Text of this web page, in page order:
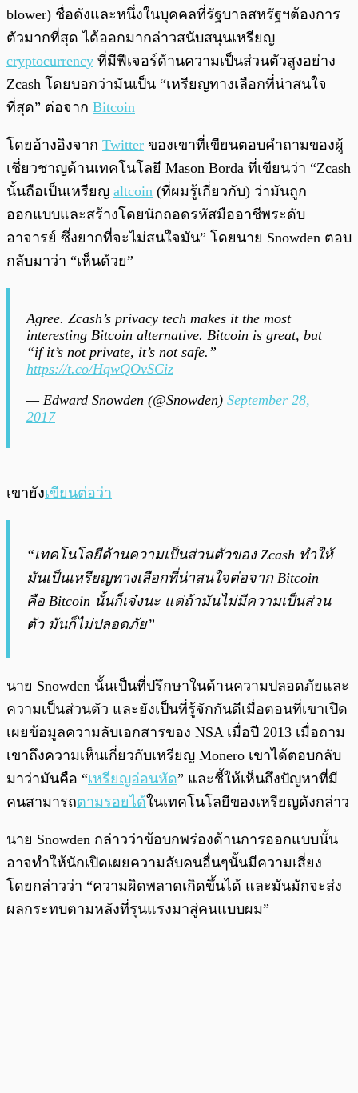
blower) ชื่อดังและหนึ่งในบุคคลที่รัฐบาลสหรัฐฯต้องการ
ตัวมากที่สุด ได้ออกมากล่าวสนับสนุนเหรียญ
cryptocurrency ที่มีฟีเจอร์ด้านความเป็นส่วนตัวสูงอย่าง
Zcash โดยบอกว่ามันเป็น “เหรียญทางเลือกที่น่าสนใจ
ที่สุด” ต่อจาก Bitcoin
โดยอ้างอิงจาก Twitter ของเขาที่เขียนตอบคำถามของผู้
เชี่ยวชาญด้านเทคโนโลยี Mason Borda ที่เขียนว่า “Zcash
นั้นถือเป็นเหรียญ​ altcoin (ที่ผมรู้เกี่ยวกับ) ว่ามันถูก
ออกแบบและสร้างโดยนักถอดรหัสมืออาชีพระดับ
อาจารย์ ซึ่งยากที่จะไม่สนใจมัน” โดยนาย Snowden ตอบ
กลับมาว่า “เห็นด้วย”
Agree. Zcash’s privacy tech makes it the most
interesting Bitcoin alternative. Bitcoin is great, but
“if it’s not private, it’s not safe.”
https://t.co/HqwQOvSCiz
— Edward Snowden (@Snowden) September 28,
2017
เขายังเขียนต่อว่า
“เทคโนโลยีด้านความเป็นส่วนตัวของ Zcash ทำให้
มันเป็นเหรียญทางเลือกที่น่าสนใจต่อจาก Bitcoin
คือ Bitcoin นั้นก็เจ๋งนะ แต่ถ้ามันไม่มีความเป็นส่วน
ตัว มันก็ไม่ปลอดภัย”
นาย Snowden นั้นเป็นที่ปรึกษาในด้านความปลอดภัยและ
ความเป็นส่วนตัว และยังเป็นที่รู้จักกันดีเมื่อตอนที่เขาเปิด
เผยข้อมูลความลับเอกสารของ NSA เมื่อปี 2013 เมื่อถาม
เขาถึงความเห็นเกี่ยวกับเหรียญ Monero เขาได้ตอบกลับ
มาว่ามันคือ “เหรียญอ่อนหัด” และชี้ให้เห็นถึงปัญหาที่มี
คนสามารถตามรอยได้ในเทคโนโลยีของเหรียญดังกล่าว
นาย Snowden กล่าวว่าข้อบกพร่องด้านการออกแบบนั้น
อาจทำให้นักเปิดเผยความลับคนอื่นๆนั้นมีความเสี่ยง
โดยกล่าวว่า “ความผิดพลาดเกิดขึ้นได้ และมันมักจะส่ง
ผลกระทบตามหลังที่รุนแรงมาสู่คนแบบผม”